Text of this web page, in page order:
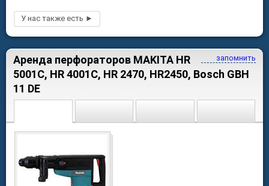
запомнить
Аренда перфораторов MAKITA HR
5001C, HR 4001C, HR 2470, HR2450, Bosch GBH
11 DE